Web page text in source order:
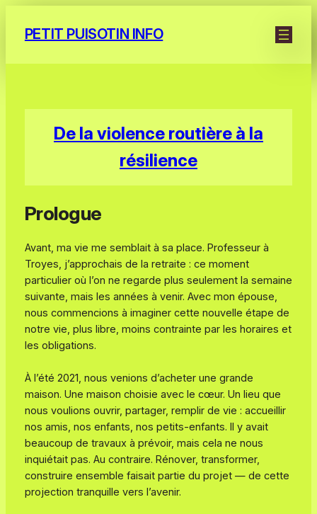
contenu
PETIT PUISOTIN INFO
De la violence routière à la
résilience
Prologue
Avant, ma vie me semblait à sa place. Professeur à
Troyes, j’approchais de la retraite : ce moment
particulier où l’on ne regarde plus seulement la semaine
suivante, mais les années à venir. Avec mon épouse,
nous commencions à imaginer cette nouvelle étape de
notre vie, plus libre, moins contrainte par les horaires et
les obligations.
À l’été 2021, nous venions d’acheter une grande
maison. Une maison choisie avec le cœur. Un lieu que
nous voulions ouvrir, partager, remplir de vie : accueillir
nos amis, nos enfants, nos petits-enfants. Il y avait
beaucoup de travaux à prévoir, mais cela ne nous
inquiétait pas. Au contraire. Rénover, transformer,
construire ensemble faisait partie du projet — de cette
projection tranquille vers l’avenir.